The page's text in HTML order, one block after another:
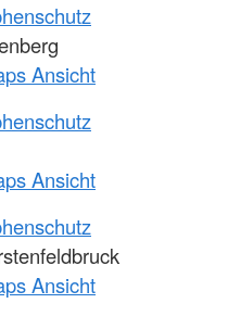
Ansicht
Ansicht
Ansicht